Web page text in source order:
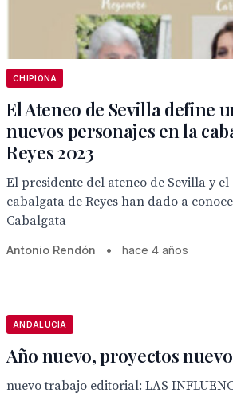
CHIPIONA
El Ateneo de Sevilla define
nuevos personajes en la
Reyes 2023
El presidente del ateneo de Sevilla y
cabalgata de Reyes han dado a
Cabalgata
Antonio Rendón • hace 4 años
ANDALUCÍA
Año nuevo, proyectos
nuevo trabajo editorial: LAS